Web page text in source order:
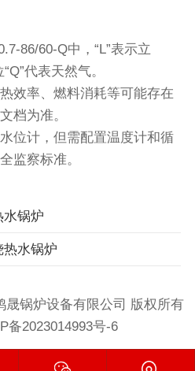
86/60-Q中，“L”表示立
代表天然气。
效率、燃料消耗等可能存在
档为准。
位计，但需配置温度计和循
监察标准。
水锅炉
水锅炉
晟锅炉设备有限公司 版权所有
备2023014993号-6